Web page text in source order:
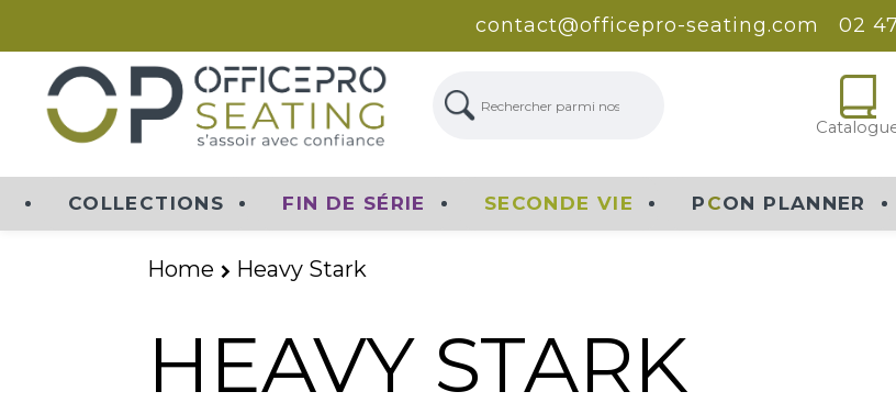
contact@officepro-seating.com 02
Recherche
COLLECTIONS FIN DE SÉRIE SECONDE VIE P CON PLANNER
Home Heavy Stark
HEAVY STARK